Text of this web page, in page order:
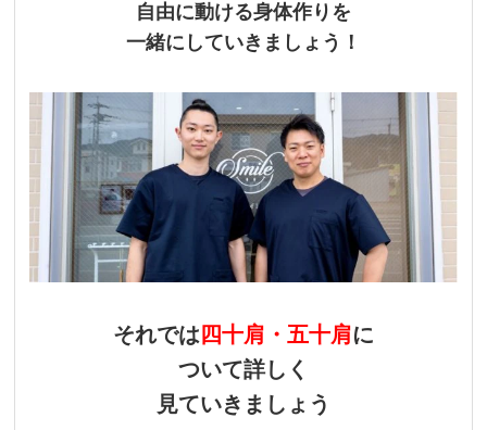
自由に動ける身体作りを
一緒にしていきましょう！
それでは 四十肩・五十肩に
ついて詳しく
見ていきましょう